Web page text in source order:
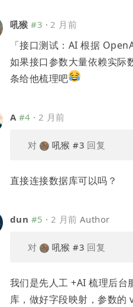
吼猴 #3 ·2 月前
「接口测试：AI 根据
如果接口参数大量依赖实际
条给他梳理吧
A #4 · 2 月前
对 吼猴 #3 回复
直接连接数据库可以吗？
dun #5 · 2 月前 Author
对 吼猴 #3 回复
我们是先人工 +AI 梳理后
库，做好字段映射，参数的